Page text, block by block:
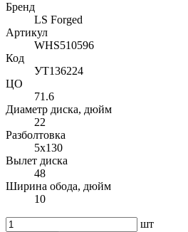
Бренд
LS Forged
Артикул
WHS510596
Код
УТ136224
ЦО
71.6
Диаметр диска, дюйм
22
Разболтовка
5x130
Вылет диска
48
Ширина обода, дюйм
10
шт